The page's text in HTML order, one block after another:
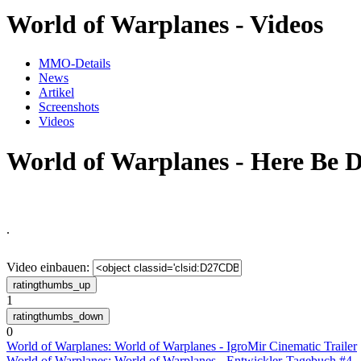
World of Warplanes - Videos
MMO-Details
News
Artikel
Screenshots
Videos
World of Warplanes - Here Be
.
Video einbauen:
1
0
World of Warplanes: World of Warplanes - IgroMir Cinematic Trailer